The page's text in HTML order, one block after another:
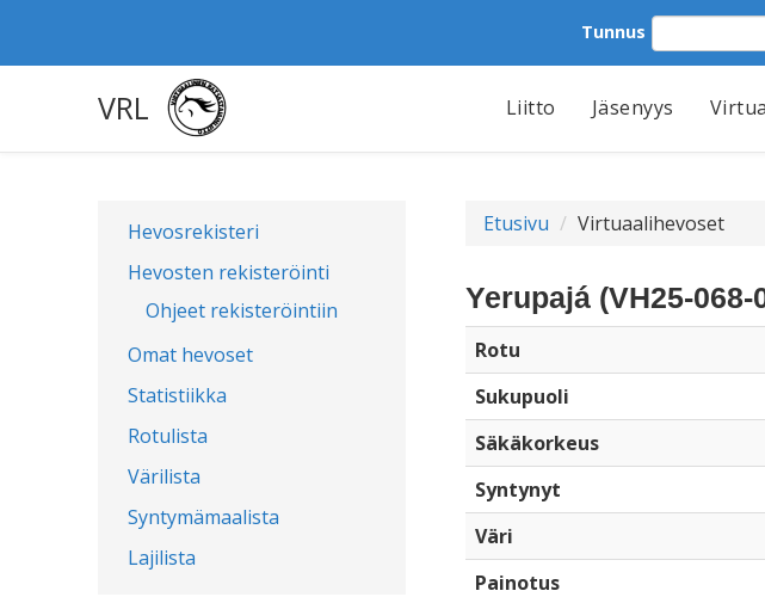
Tunnus
VRL Liitto Jäsenyys
Hevosrekisteri
Hevosten rekisteröinti
Ohjeet rekisteröintiin
Omat hevoset
Statistiikka
Rotulista
Värilista
Syntymämaalista
Lajilista
Etusivu Virtuaalihevoset
Yerupajá (VH25-068-
Rotu
Sukupuoli
Säkäkorkeus
Syntynyt
Väri
Painotus